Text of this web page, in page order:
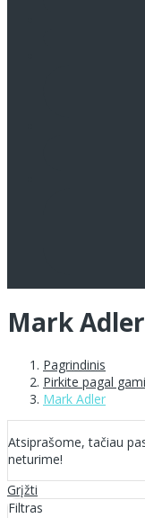
Mark Adler
Pagrindinis
Pirkite pagal
Mark Adler
Atsiprašome, tačiau
neturime!
Grįžti
Filtras